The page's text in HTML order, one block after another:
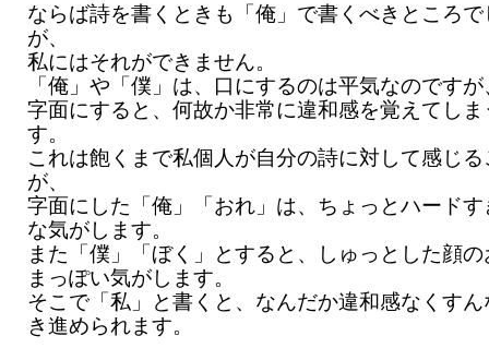
ならば詩を書くときも「俺」で書くべきところで
が、
私にはそれができません。
「俺」や「僕」は、口にするのは平気なのですが
字面にすると、何故か非常に違和感を覚えてしま
す。
これは飽くまで私個人が自分の詩に対して感じ
が、
字面にした「俺」「おれ」は、ちょっとハード
な気がします。
また「僕」「ぼく」とすると、しゅっとした顔
まっぽい気がします。
そこで「私」と書くと、なんだか違和感なくす
き進められます。